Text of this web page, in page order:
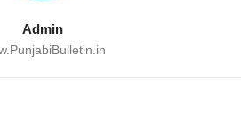
Admin